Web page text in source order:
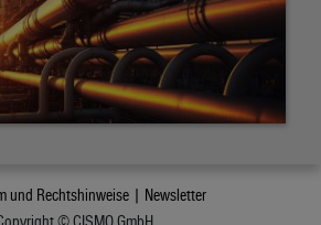
und Rechtshinweise | Newsletter